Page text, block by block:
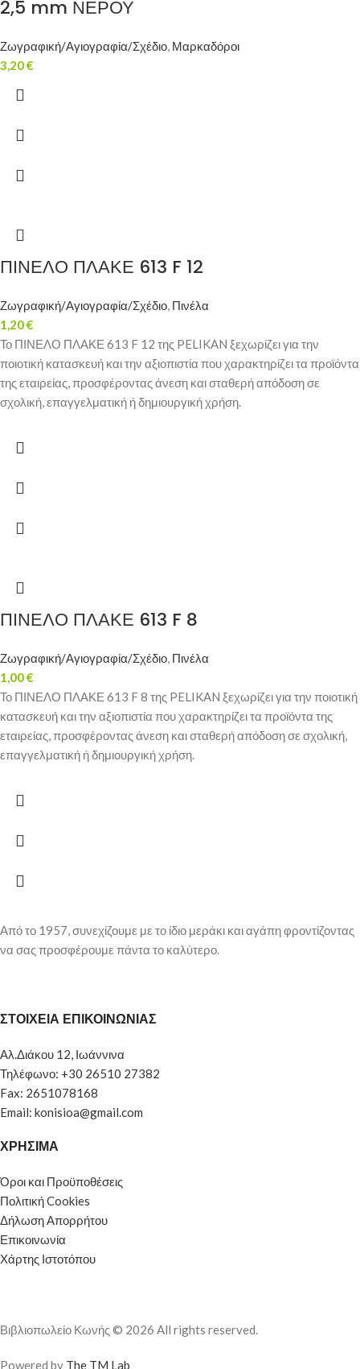
2,5 mm ΝΕΡΟΥ
Ζωγραφική/Αγιογραφία/Σχέδιο, Μαρκαδόροι
3,20€
ΠΙΝΕΛΟ ΠΛΑΚΕ 613 F 12
Ζωγραφική/Αγιογραφία/Σχέδιο, Πινέλα
1,20€
Το ΠΙΝΕΛΟ ΠΛΑΚΕ 613 F 12 της PELIKAN ξεχωρίζει για την
ποιοτική κατασκευή και την αξιοπιστία που χαρακτηρίζει τα προϊόντα
της εταιρείας, προσφέροντας άνεση και σταθερή απόδοση σε
σχολική, επαγγελματική ή δημιουργική χρήση.
ΠΙΝΕΛΟ ΠΛΑΚΕ 613 F 8
Ζωγραφική/Αγιογραφία/Σχέδιο, Πινέλα
1,00€
Το ΠΙΝΕΛΟ ΠΛΑΚΕ 613 F 8 της PELIKAN ξεχωρίζει για την ποιοτική
κατασκευή και την αξιοπιστία που χαρακτηρίζει τα προϊόντα της
εταιρείας, προσφέροντας άνεση και σταθερή απόδοση σε σχολική,
επαγγελματική ή δημιουργική χρήση.
Από το 1957, συνεχίζουμε με το ίδιο μεράκι και αγάπη φροντίζοντας
να σας προσφέρουμε πάντα το καλύτερο.
ΣΤΟΙΧΕΙΑ ΕΠΙΚΟΙΝΩΝΙΑΣ
Αλ.Διάκου 12, Ιωάννινα
Τηλέφωνο: +30 26510 27382
Fax: 2651078168
Email: konisioa@gmail.com
ΧΡΗΣΙΜΑ
Όροι και Προϋποθέσεις
Πολιτική Cookies
Δήλωση Απορρήτου
Επικοινωνία
Χάρτης Ιστοτόπου
Βιβλιοπωλείο Κωνής © 2026 All rights reserved.
Powered by The TM Lab